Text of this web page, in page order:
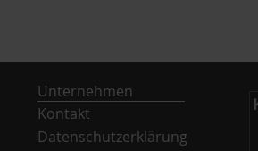
Unternehmen
Kontakt
Datenschutzerklärung